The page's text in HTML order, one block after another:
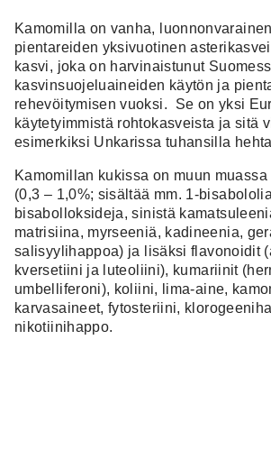
Kamomilla on vanha,
pientareiden yksivuotinen
kasvi, joka on harvinaistunut
kasvinsuojeluaineiden käytön ja
rehevöitymisen vuoksi. Se on yksi
käytetyimmistä rohtokasveista ja sitä
esimerkiksi Unkarissa tuhansilla
Kamomillan kukissa on muun
(0,3 – 1,0%; sisältää mm. 1-
bisabolloksideja, sinistä
matrisiina, myrseeniä, kadineenia,
salisyylihappoa) ja lisäksi flavonoidit
kversetiini ja luteoliini), kumariinit
umbelliferoni), koliini, lima-aine,
karvasaineet, fytosteriini,
nikotiinihappo.